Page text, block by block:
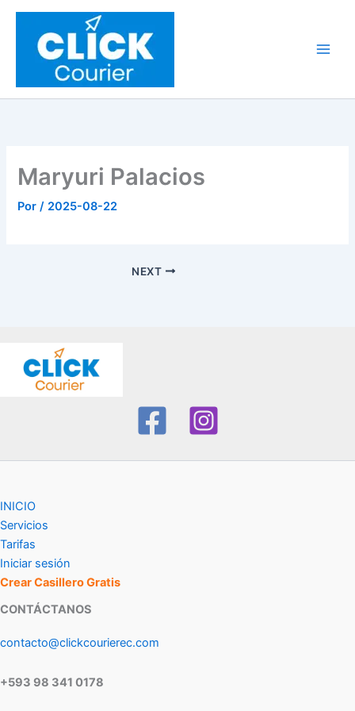
contenido
Maryuri Palacios
Por/ 2025-08-22
NEXT
INICIO
Servicios
Tarifas
Iniciar sesión
Crear Casillero Gratis
CONTÁCTANOS
contacto@clickcourierec.com
+593 98 341 0178